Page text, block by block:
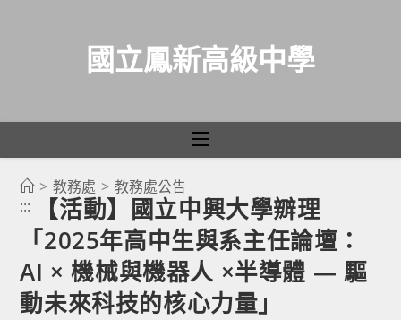
國立鳳新高級中學
> 教務處 > 教務處公告
:::
【活動】國立中興大學辧理
「2025年高中生與系主任論壇：
AI × 機械與機器人 ×半導體 — 驅
動未來科技的核心力量」